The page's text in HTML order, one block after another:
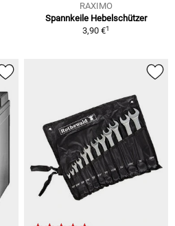
RAXIMO
Spannkeile Hebelschützer
3,90 €1